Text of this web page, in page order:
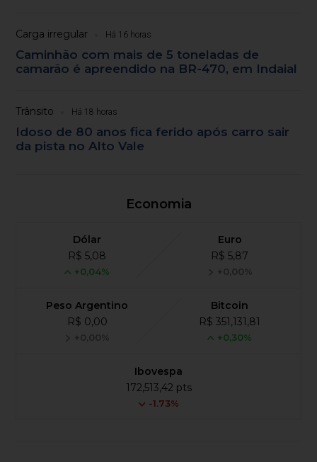
Carga irregular Há 16 horas
Caminhão com mais de 5 toneladas de
camarão é apreendido na BR-470, em Indaial
Trânsito Há 18 horas
Idoso de 80 anos fica ferido após carro sair
da pista no Alto Vale
Economia
Dólar
R$ 5,08
+0,04%
Euro
R$ 5,87
+0,00%
Peso Argentino
R$ 0,00
+0,00%
Bitcoin
R$ 351,131,81
+0,30%
Ibovespa
172,513,42 pts
-1.73%